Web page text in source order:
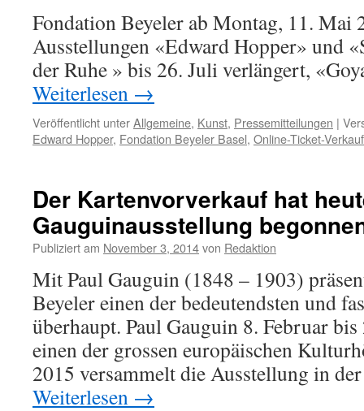
Fondation Beyeler ab Montag, 11. Mai
Ausstellungen «Edward Hopper» und
der Ruhe » bis 26. Juli verlängert,
Weiterlesen →
Veröffentlicht unterAllgemeine, Kunst, Pressemitteilungen |
Edward Hopper, Fondation Beyeler Basel, Online-Ticket-Verkauf
Der Kartenvorverkauf hat
Gauguinausstellung
Publiziert am November 3, 2014von Redaktion
Mit Paul Gauguin (1848 – 1903)
Beyeler einen der bedeutendsten und
überhaupt. Paul Gauguin 8. Februar
einen der grossen europäischen
2015 versammelt die Ausstellung in
Weiterlesen →